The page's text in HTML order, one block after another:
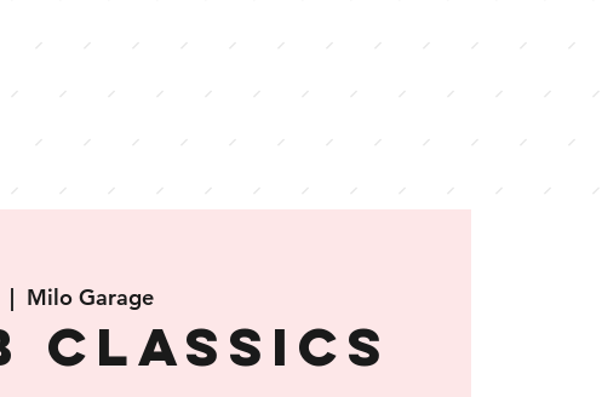
|
Milo Garage
classics